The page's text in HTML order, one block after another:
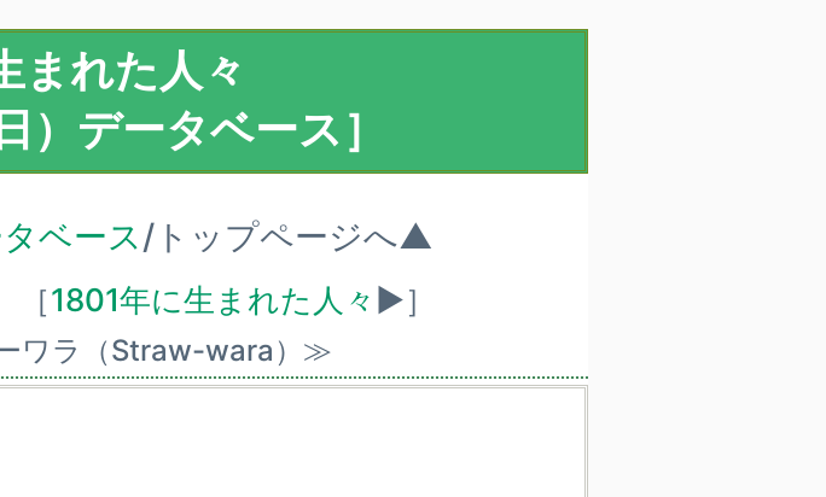
まれた人々
）データベース］
ベース/トップページへ▲
［1801年に生まれた人々 ▶］
ワラ（Straw-wara）≫